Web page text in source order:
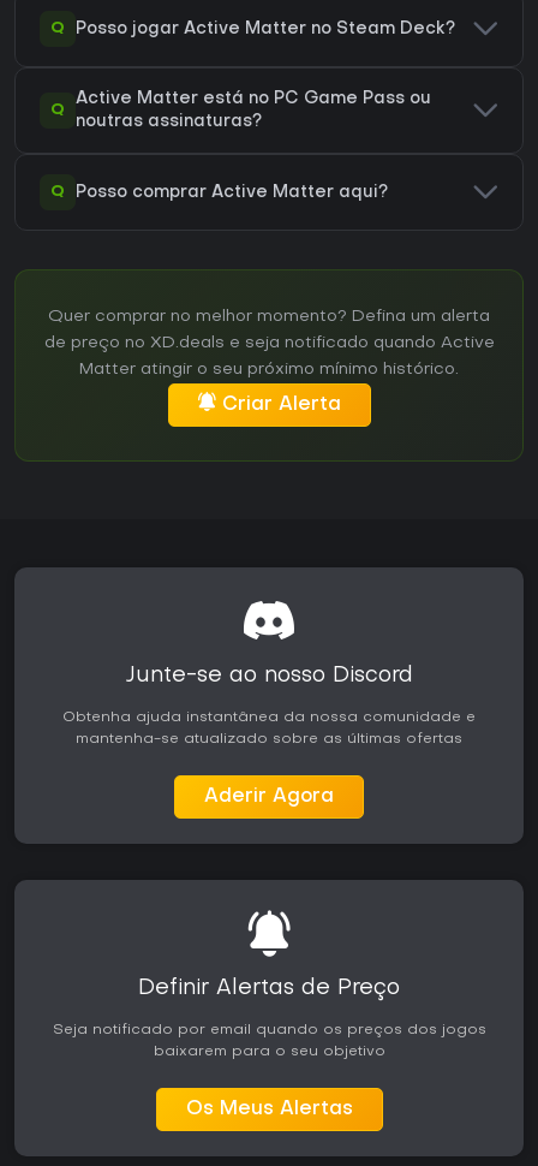
Q Posso jogar Active Matter no Steam Deck?
Q
Active Matter está no PC Game Pass ou
noutras assinaturas?
Q Posso comprar Active Matter aqui?
Quer comprar no melhor momento? Defina um alerta
de preço no XD.deals e seja notificado quando Active
Matter atingir o seu próximo mínimo histórico.
Criar Alerta
Junte-se ao nosso Discord
Obtenha ajuda instantânea da nossa comunidade e
mantenha-se atualizado sobre as últimas ofertas
Aderir Agora
Definir Alertas de Preço
Seja notificado por email quando os preços dos jogos
baixarem para o seu objetivo
Os Meus Alertas